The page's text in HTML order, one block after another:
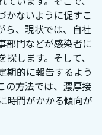
かないように促すこ
ら、現状では、自社
部門などが感染者に
します。そして、
期的に報告するよう
の方法では、濃厚接
時間がかかる傾向が